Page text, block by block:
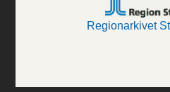
Regionarkivet